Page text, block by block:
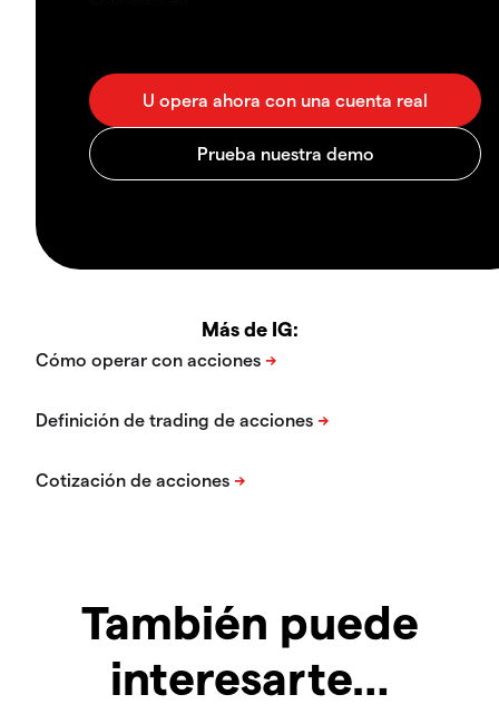
Más de IG:
También puede
interesarte…